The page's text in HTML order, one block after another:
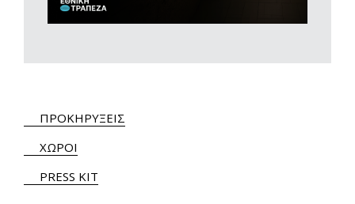
ΠΡΟΚΗΡΥΞΕΙΣ
ΧΩΡΟΙ
PRESS KIT